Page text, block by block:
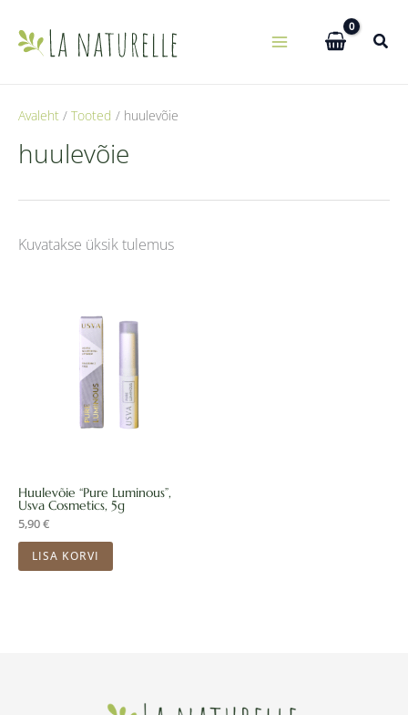
Avaleht Tooted huulevõie
huulevõie
Kuvatakse üksik tulemus
Huulevõie “Pure Luminous”,
Usva Cosmetics, 5g
5,90€
LISA KORVI